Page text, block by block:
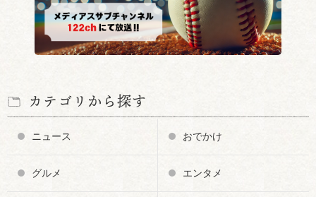
カテゴリから探す
ニュース おでかけ
グルメ エンタメ